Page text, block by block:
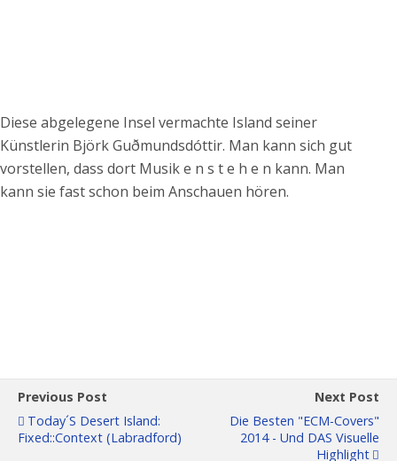
Diese abgelegene Insel vermachte Island seiner
Künstlerin Björk Guðmundsdóttir. Man kann sich gut
vorstellen, dass dort Musik e n s t e h e n kann. Man
kann sie fast schon beim Anschauen hören.
Previous Post
Today´s Desert Island:
Fixed::context (Labradford)
Next Post
Die Besten "ECM-Covers"
2014 - Und DAS Visuelle
Highlight